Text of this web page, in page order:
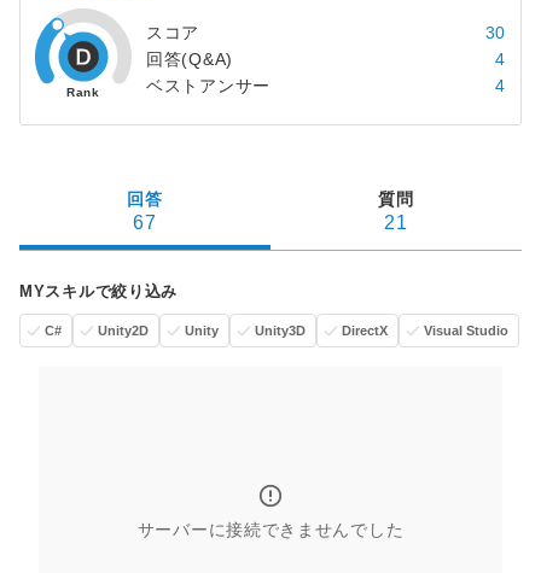
スコア
30
回答(Q&A)
4
ベストアンサー
4
回答
67
質問
21
MYスキルで絞り込み
C# Unity2D Unity Unity3D DirectX Visual Studio
サーバーに接続できませんでした